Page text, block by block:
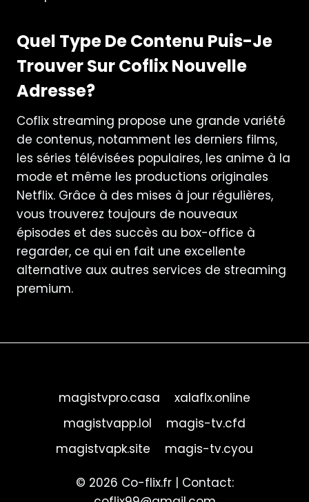
Quel Type De Contenu Puis-Je
Trouver Sur Coflix Nouvelle
Adresse?
Coflix streaming propose une grande variété
de contenus, notamment les derniers films,
les séries télévisées populaires, les anime à la
mode et même les productions originales
Netflix. Grâce à des mises à jour régulières,
vous trouverez toujours de nouveaux
épisodes et des succès au box-office à
regarder, ce qui en fait une excellente
alternative aux autres services de streaming
premium.
magistvpro.casa
xalaflx.online
magistvapp.lol
magis-tv.cfd
magistvapk.site
magis-tv.cyou
© 2026 Co-flix.fr | Contact: